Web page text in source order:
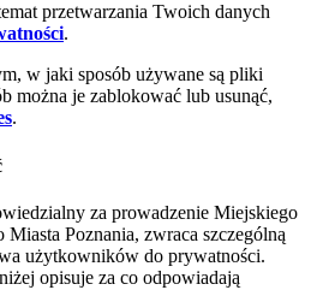
przetwarzania Twoich danych
.
w jaki sposób używane są pliki
można je zablokować lub usunąć,
.
za prowadzenie Miejskiego
Poznania, zwraca szczególną
użytkowników do prywatności.
opisuje za co odpowiadają